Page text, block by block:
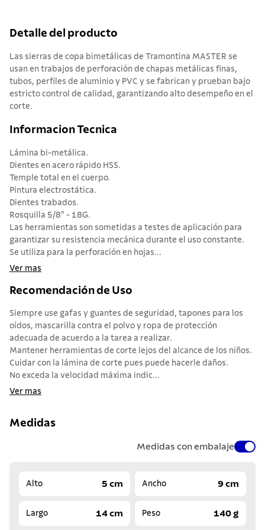
Detalle del producto
Las sierras de copa bimetálicas de Tramontina MASTER se
usan en trabajos de perforación de chapas metálicas finas,
tubos, perfiles de aluminio y PVC y se fabrican y prueban bajo
estricto control de calidad, garantizando alto desempeño en el
corte.
Informacion Tecnica
Lámina bi-metálica.
Dientes en acero rápido HSS.
Temple total en el cuerpo.
Pintura electrostática.
Dientes trabados.
Rosquilla 5/8" - 18G.
Las herramientas son sometidas a testes de aplicación para
garantizar su resistencia mecánica durante el uso constante.
Se utiliza para la perforación en hojas...
Ver mas
Recomendación de Uso
Siempre use gafas y guantes de seguridad, tapones para los
oídos, mascarilla contra el polvo y ropa de protección
adecuada de acuerdo a la tarea a realizar.
Mantener herramientas de corte lejos del alcance de los niños.
Cuidar con la lámina de corte pues puede hacerle daños.
No exceda la velocidad máxima indic...
Ver mas
Medidas
Medidas con embalaje
Alto 5 cm Ancho 9 cm
Largo 14 cm Peso 140 g